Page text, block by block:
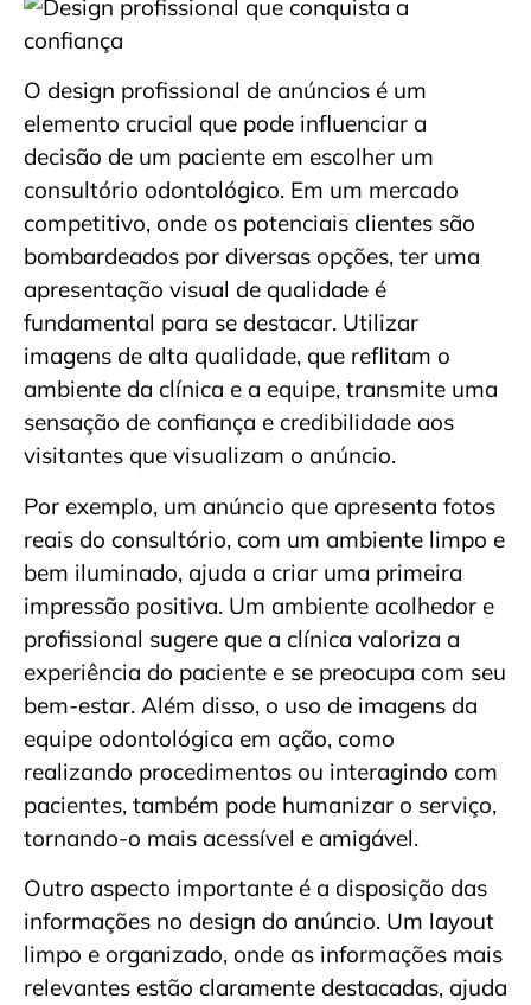
O design profissional de anúncios é um
elemento crucial que pode influenciar a
decisão de um paciente em escolher um
consultório odontológico. Em um mercado
competitivo, onde os potenciais clientes são
bombardeados por diversas opções, ter uma
apresentação visual de qualidade é
fundamental para se destacar. Utilizar
imagens de alta qualidade, que reflitam o
ambiente da clínica e a equipe, transmite uma
sensação de confiança e credibilidade aos
visitantes que visualizam o anúncio.
Por exemplo, um anúncio que apresenta fotos
reais do consultório, com um ambiente limpo e
bem iluminado, ajuda a criar uma primeira
impressão positiva. Um ambiente acolhedor e
profissional sugere que a clínica valoriza a
experiência do paciente e se preocupa com seu
bem-estar. Além disso, o uso de imagens da
equipe odontológica em ação, como
realizando procedimentos ou interagindo com
pacientes, também pode humanizar o serviço,
tornando-o mais acessível e amigável.
Outro aspecto importante é a disposição das
informações no design do anúncio. Um layout
limpo e organizado, onde as informações mais
relevantes estão claramente destacadas, ajuda